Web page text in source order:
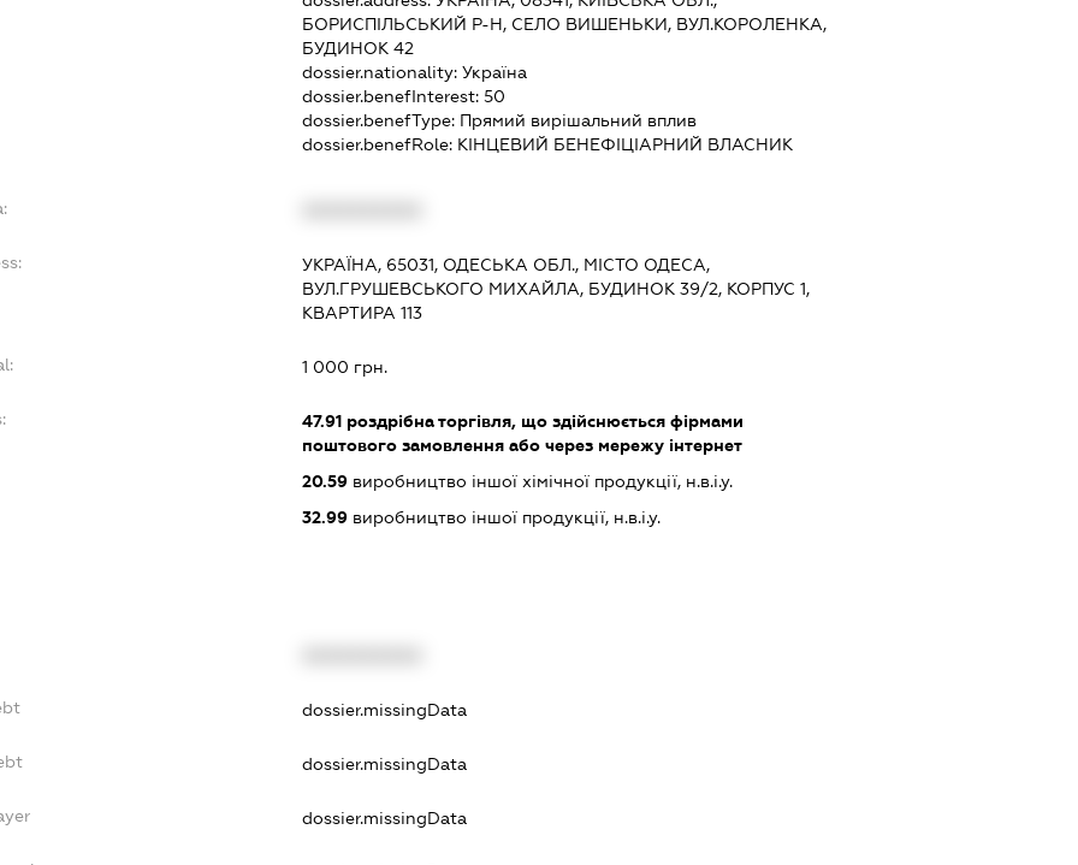
БОРИСПІЛЬСЬКИЙ Р-Н, СЕЛО ВИШЕНЬКИ, ВУЛ.КОРОЛЕНКА,
БУДИНОК 42
dossier.nationality: Україна
dossier.benefInterest: 50
dossier.benefType: Прямий вирішальний вплив
dossier.benefRole: КІНЦЕВИЙ БЕНЕФІЦІАРНИЙ ВЛАСНИК
УКРАЇНА, 65031, ОДЕСЬКА ОБЛ., МІСТО ОДЕСА,
ВУЛ.ГРУШЕВСЬКОГО МИХАЙЛА, БУДИНОК 39/2, КОРПУС 1,
КВАРТИРА 113
1 000 грн.
47.91роздрібна торгівля, що здійснюється фірмами
поштового замовлення або через мережу інтернет
20.59виробництво іншої хімічної продукції, н.в.і.у.
32.99виробництво іншої продукції, н.в.і.у.
dossier.missingData
dossier.missingData
dossier.missingData